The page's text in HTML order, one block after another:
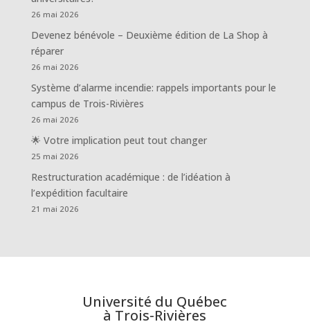
26 mai 2026
Devenez bénévole – Deuxième édition de La Shop à
réparer
26 mai 2026
Système d’alarme incendie: rappels importants pour le
campus de Trois-Rivières
26 mai 2026
🌟 Votre implication peut tout changer
25 mai 2026
Restructuration académique : de l’idéation à
l’expédition facultaire
21 mai 2026
Université du Québec
à Trois-Rivières